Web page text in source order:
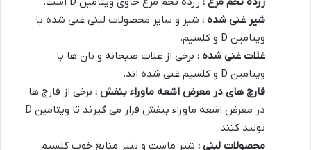
شیر غنی شده : شیر و سایر محصولات لبنی غنی شده با
ویتامین D و کلسیم.
غلات غنی شده : برخی از غلات صبحانه و نان ها با
ویتامین D و کلسیم غنی شده اند.
قارچ های در معرض اشعه ماوراء بنفش : برخی از قارچ ها
در معرض اشعه ماوراء بنفش قرار می گیرند تا ویتامین D
تولید کنند.
محصولات لبنی : شیر ماست و پنیر منابع خوب کلسیم